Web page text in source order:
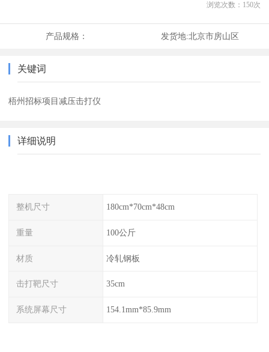
浏览次数： 150次
产品规格： 发货地:北京市房山区
关键词
梧州招标项目减压击打仪
详细说明
整机尺寸 180cm*70cm*48cm
重量 100公斤
材质 冷轧钢板
击打靶尺寸 35cm
系统屏幕尺寸 154.1mm*85.9mm